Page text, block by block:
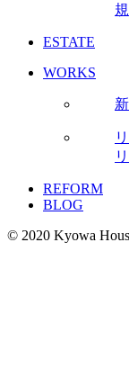
ESTATE
WORKS
REFORM
BLOG
© 2020 Kyowa